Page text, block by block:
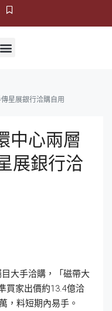
星展銀行洽購自用
中心兩層
展銀行洽
大手洽購，「磁帶大
買家出價約13.4億洽
，料短期內易手。